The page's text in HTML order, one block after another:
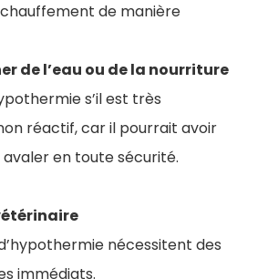
de manière
de l’eau ou de la nourriture
s’il est très
réactif, car il pourrait avoir
en toute sécurité.
nécessitent des
immédiats.